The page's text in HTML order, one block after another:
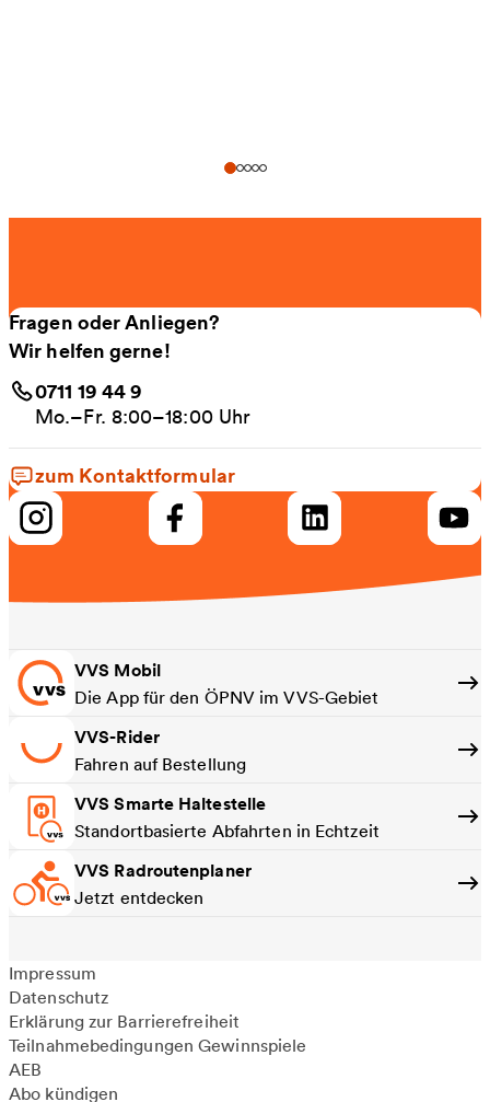
Fragen oder Anliegen?
Wir helfen gerne!
0711 19 44 9
Mo.–Fr. 8:00–18:00 Uhr
zum Kontaktformular
VVS Mobil
Die App für den ÖPNV im VVS-Gebiet
VVS-Rider
Fahren auf Bestellung
VVS Smarte Haltestelle
Standortbasierte Abfahrten in Echtzeit
VVS Radroutenplaner
Jetzt entdecken
Impressum
Datenschutz
Erklärung zur Barrierefreiheit
Teilnahmebedingungen Gewinnspiele
AEB
Abo kündigen